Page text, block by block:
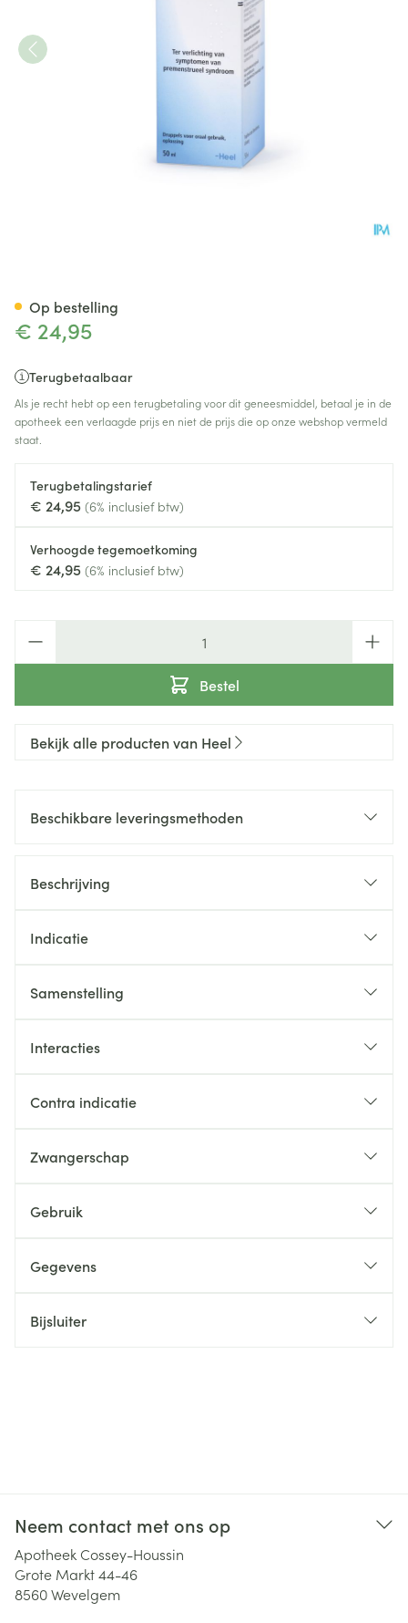
€ 24,95
Terugbetaalbaar
Als je recht hebt op een terugbetaling voor dit geneesmiddel, betaal je in de
apotheek een verlaagde prijs en niet de prijs die op onze webshop vermeld
staat.
Terugbetalingstarief
€ 24,95 (6% inclusief btw)
Verhoogde tegemoetkoming
€ 24,95 (6% inclusief btw)
Bestel
Op bestelling
Bekijk alle producten van Heel
Beschikbare leveringsmethoden
Beschrijving
Indicatie
Samenstelling
Interacties
Contra indicatie
Zwangerschap
Gebruik
Gegevens
Bijsluiter
Neem contact met ons op
Apotheek Cossey-Houssin
Grote Markt 44-46
8560Wevelgem